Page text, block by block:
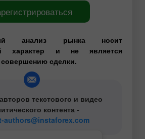
анализ рынка носит
характер и не является
сделки.
текстового и видео
контента -
authors@instaforex.com